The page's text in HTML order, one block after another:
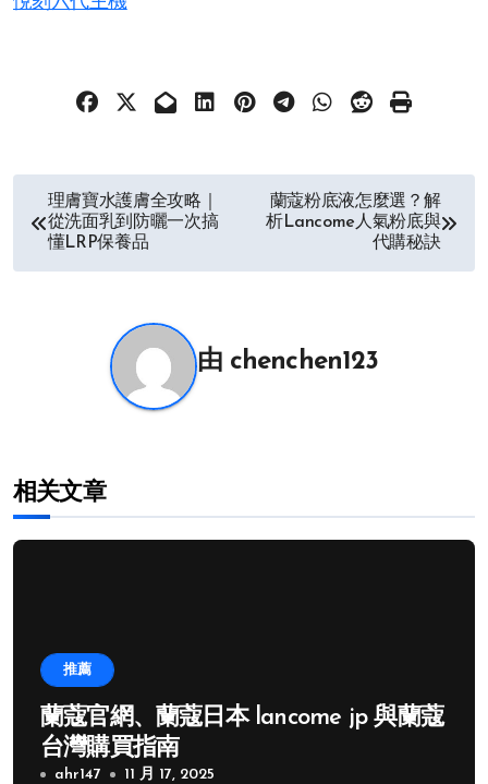
理膚寶水護膚全攻略｜
從洗面乳到防曬一次搞
懂LRP保養品
蘭蔻粉底液怎麼選？解
析Lancome人氣粉底與
代購秘訣
由 chenchen123
相关文章
推薦
蘭蔻官網、蘭蔻日本 lancome jp 與蘭蔻
台灣購買指南
ahr147 11 月 17, 2025